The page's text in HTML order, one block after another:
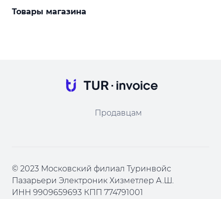
Товары магазина
Продавцам
© 2023 Московский филиал Туринвойс
Пазарьери Электроник Хизметлер А.Ш.
ИНН 9909659693 КПП 774791001